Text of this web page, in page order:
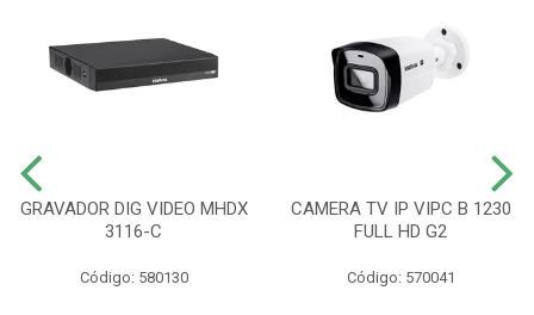
GRAVADOR DIG VIDEO MHDX
3116-C
Código: 580130
CAMERA TV IP VIPC B 1230
FULL HD G2
Código: 570041